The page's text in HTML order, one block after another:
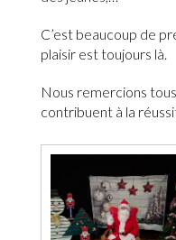
C’est beaucoup de
plaisir est toujours là.
Nous remercions
contribuent à la